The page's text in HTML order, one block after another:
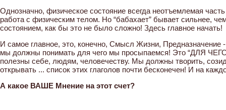
Однозначно, физическое состояние всегда неотъемлемая
работа с физическим телом. Но “бабахает” бывает сильнее,
состоянием, как бы это не было сложно! Здесь главное начать!
И самое главное, это, конечно, Смысл Жизни,
мы должны понимать для чего мы просыпаемся! Это “ДЛЯ
полезны себе, людям, человечеству. Мы должны творить,
открывать ... список этих глаголов почти бесконечен! И на
А какое ВАШЕ Мнение на этот счет?